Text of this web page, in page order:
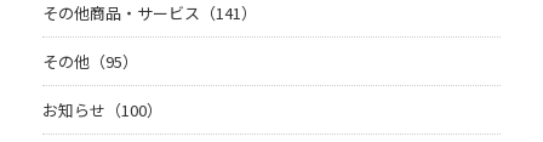
その他商品・サービス（141）
その他（95）
お知らせ（100）